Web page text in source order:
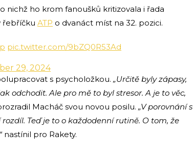
nichž ho krom fanoušků kritizovala i řada
řebříčku ATP o dvanáct míst na 32. pozici.
pic.twitter.com/9bZQ0R53Ad
29, 2024
s psycholožkou. „Určitě byly zápasy,
odchodit. Ale pro mě to byl stresor. A je to věc,
Macháč svou novou posilu. „V porovnání s
Teď je to o každodenní rutině. O tom, že
nastínil pro Rakety.